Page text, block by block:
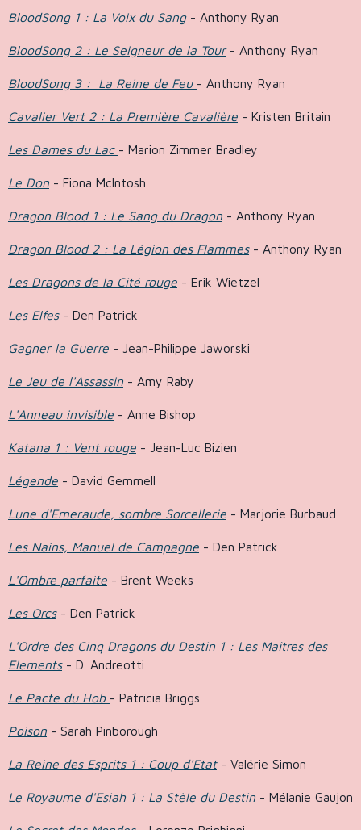
BloodSong 1 : La Voix du Sang- Anthony Ryan
BloodSong 2 : Le Seigneur de la Tour- Anthony Ryan
BloodSong 3 : La Reine de Feu - Anthony Ryan
Cavalier Vert 2 : La Première Cavalière - Kristen Britain
Les Dames du Lac - Marion Zimmer Bradley
Le Don - Fiona McIntosh
Dragon Blood 1 : Le Sang du Dragon - Anthony Ryan
Dragon Blood 2 : La Légion des Flammes- Anthony Ryan
Les Dragons de la Cité rouge - Erik Wietzel
Les Elfes- Den Patrick
Gagner la Guerre - Jean-Philippe Jaworski
Le Jeu de l'Assassin - Amy Raby
L'Anneau invisible - Anne Bishop
Katana 1 : Vent rouge - Jean-Luc Bizien
Légende - David Gemmell
Lune d'Emeraude, sombre Sorcellerie - Marjorie Burbaud
Les Nains, Manuel de Campagne - Den Patrick
L'Ombre parfaite - Brent Weeks
Les Orcs- Den Patrick
L'Ordre des Cinq Dragons du Destin 1 : Les Maîtres des
Elements- D. Andreotti
Le Pacte du Hob - Patricia Briggs
Poison - Sarah Pinborough
La Reine des Esprits 1 : Coup d'Etat- Valérie Simon
Le Royaume d'Esiah 1 : La Stèle du Destin - Mélanie Gaujon